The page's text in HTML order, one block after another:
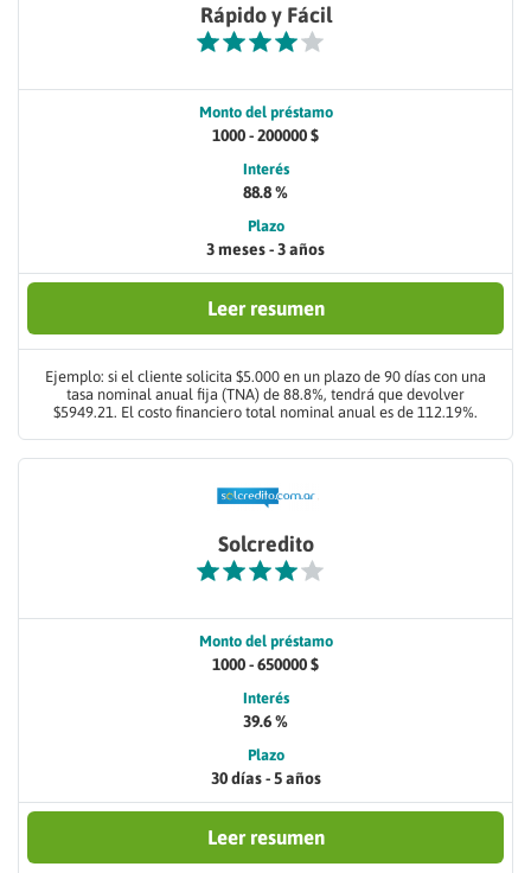
Rápido y Fácil
Monto del préstamo
1000 - 200000 $
Interés
88.8 %
Plazo
3 meses - 3 años
Leer resumen
Ejemplo: si el cliente solicita $5.000 en un plazo de 90 días con una
tasa nominal anual fija (TNA) de 88.8%, tendrá que devolver
$5949.21. El costo financiero total nominal anual es de 112.19%.
Solcredito
Monto del préstamo
1000 - 650000 $
Interés
39.6 %
Plazo
30 días - 5 años
Leer resumen